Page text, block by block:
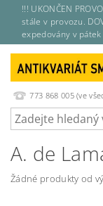
!!! UKONČEN
stále v provozu.
expedovány v
773 868 005 (ve
A. de
Žádné produkty od